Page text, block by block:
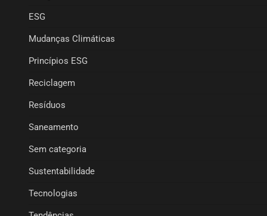
ESG
Mudanças Climáticas
Princípios ESG
Reciclagem
Resíduos
Saneamento
Sem categoria
Sustentabilidade
Tecnologias